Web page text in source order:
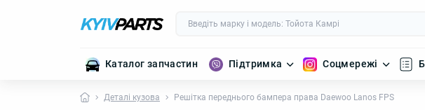
Каталог запчастин Підтримка Соцмережі
Деталі кузова Решітка переднього бампера права Daewoo Lanos FPS